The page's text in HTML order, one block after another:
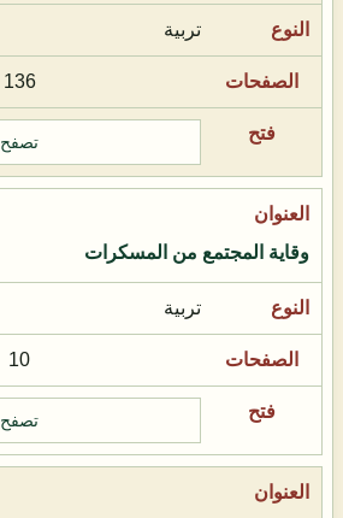
تربية
136
تصفح
وقاية المجتمع من المسكرات
تربية
10
تصفح